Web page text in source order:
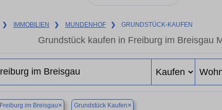
❯ IMMOBILIEN ❯ MUNDENHOF ❯ GRUNDSTÜCK-KAUFEN
Grundstück kaufen in Freiburg im Breisgau
Freiburg im Breisgau× Grundstück Kaufen×